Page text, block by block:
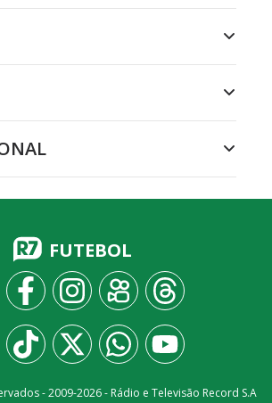
FUTEBOL
- 2009-2026- Rádio e Televisão Record S.A